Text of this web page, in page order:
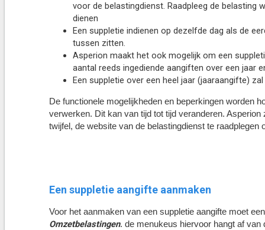
voor de belastingdienst. Raadpleeg de belasting
dienen
Een suppletie indienen op dezelfde dag als de
tussen zitten.
Asperion maakt het ook mogelijk om een
aantal reeds ingediende aangiften over een jaar
Een suppletie over een heel jaar (jaaraangifte)
De functionele mogelijkheden en beperkingen worden
verwerken. Dit kan van tijd tot tijd veranderen.
twijfel, de website van de belastingdienst te
Een suppletie aangifte aanmaken
Voor het aanmaken van een suppletie aangifte moet
Omzetbelastingen. de menukeus hiervoor hangt af van